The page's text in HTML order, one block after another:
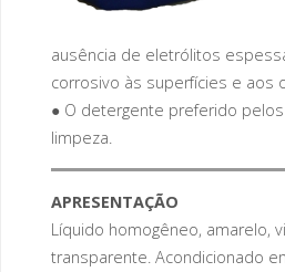
ausência de eletrólitos
corrosivo às superfícies e aos
● O detergente preferido
limpeza.
APRESENTAÇÃO
Líquido homogêneo, amarelo,
transparente. Acondicionado